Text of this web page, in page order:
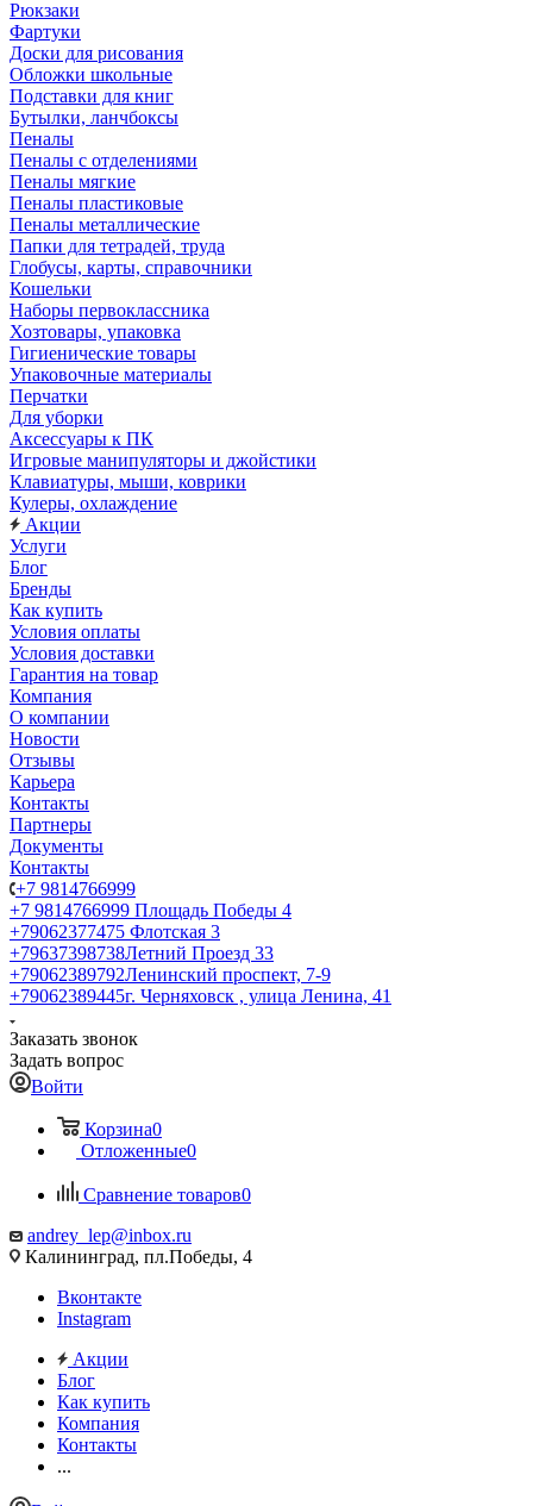
Рюкзаки
Фартуки
Доски для рисования
Обложки школьные
Подставки для книг
Бутылки, ланчбоксы
Пеналы
Пеналы с отделениями
Пеналы мягкие
Пеналы пластиковые
Пеналы металлические
Папки для тетрадей, труда
Глобусы, карты, справочники
Кошельки
Наборы первоклассника
Хозтовары, упаковка
Гигиенические товары
Упаковочные материалы
Перчатки
Для уборки
Аксессуары к ПК
Игровые манипуляторы и джойстики
Клавиатуры, мыши, коврики
Кулеры, охлаждение
Акции
Услуги
Блог
Бренды
Как купить
Условия оплаты
Условия доставки
Гарантия на товар
Компания
О компании
Новости
Отзывы
Карьера
Контакты
Партнеры
Документы
Контакты
+7 9814766999
+7 9814766999 Площадь Победы 4
+79062377475 Флотская 3
+79637398738Летний Проезд 33
+79062389792Ленинский проспект, 7-9
+79062389445г. Черняховск , улица Ленина, 41
Заказать звонок
Задать вопрос
Войти
Корзина0
Отложенные0
Сравнение товаров0
andrey_lep@inbox.ru
Калининград, пл.Победы, 4
Вконтакте
Instagram
Акции
Блог
Как купить
Компания
Контакты
...